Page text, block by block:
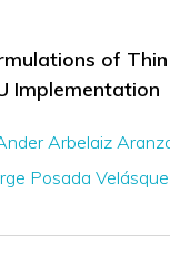
of
Implementation
Arbelaiz
Posada